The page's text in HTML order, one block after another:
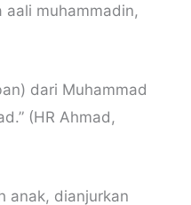
aali muhammadin,
dari Muhammad
(HR Ahmad,
anak, dianjurkan